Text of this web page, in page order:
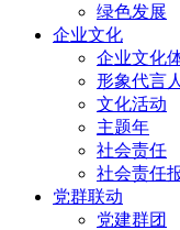
绿色发展
企业文化
企业文化
形象代言人
文化活动
主题年
社会责任
社会责任
党群联动
党建群团